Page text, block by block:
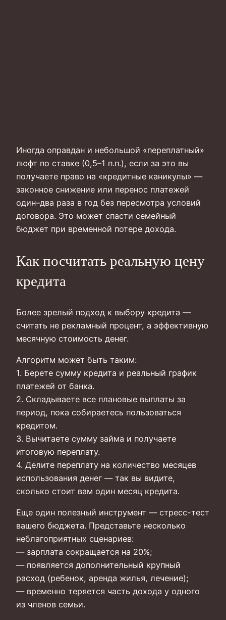
Иногда оправдан и небольшой «переплатный»
люфт по ставке (0,5–1 п.п.), если за это вы
получаете право на «кредитные каникулы» —
законное снижение или перенос платежей
один–два раза в год без пересмотра условий
договора. Это может спасти семейный
бюджет при временной потере дохода.
Как посчитать реальную цену
кредита
Более зрелый подход к выбору кредита —
считать не рекламный процент, а эффективную
месячную стоимость денег.
Алгоритм может быть таким:
1. Берете сумму кредита и реальный график
платежей от банка.
2. Складываете все плановые выплаты за
период, пока собираетесь пользоваться
кредитом.
3. Вычитаете сумму займа и получаете
итоговую переплату.
4. Делите переплату на количество месяцев
использования денег — так вы видите,
сколько стоит вам один месяц кредита.
Еще один полезный инструмент — стресс-тест
вашего бюджета. Представьте несколько
неблагоприятных сценариев:
— зарплата сокращается на 20%;
— появляется дополнительный крупный
расход (ребенок, аренда жилья, лечение);
— временно теряется часть дохода у одного
из членов семьи.